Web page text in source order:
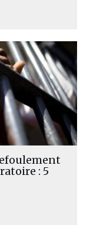
: 5